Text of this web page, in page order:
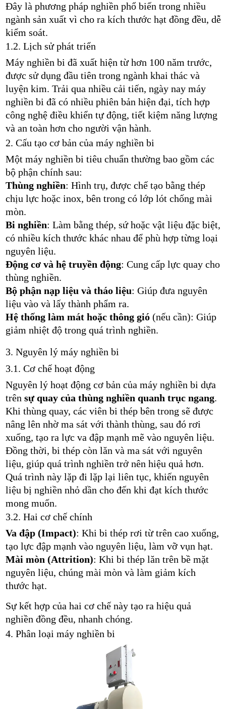
Đây là phương pháp nghiền phổ biến trong nhiều
ngành sản xuất vì cho ra kích thước hạt đồng đều, dễ
kiểm soát.
1.2. Lịch sử phát triển
Máy nghiền bi đã xuất hiện từ hơn 100 năm trước,
được sử dụng đầu tiên trong ngành khai thác và
luyện kim. Trải qua nhiều cải tiến, ngày nay máy
nghiền bi đã có nhiều phiên bản hiện đại, tích hợp
công nghệ điều khiển tự động, tiết kiệm năng lượng
và an toàn hơn cho người vận hành.
2. Cấu tạo cơ bản của máy nghiền bi
Một máy nghiền bi tiêu chuẩn thường bao gồm các
bộ phận chính sau:
Thùng nghiền: Hình trụ, được chế tạo bằng thép
chịu lực hoặc inox, bên trong có lớp lót chống mài
mòn.
Bi nghiền: Làm bằng thép, sứ hoặc vật liệu đặc biệt,
có nhiều kích thước khác nhau để phù hợp từng loại
nguyên liệu.
Động cơ và hệ truyền động: Cung cấp lực quay cho
thùng nghiền.
Bộ phận nạp liệu và tháo liệu: Giúp đưa nguyên
liệu vào và lấy thành phẩm ra.
Hệ thống làm mát hoặc thông gió(nếu cần): Giúp
giảm nhiệt độ trong quá trình nghiền.
3. Nguyên lý máy nghiền bi
3.1. Cơ chế hoạt động
Nguyên lý hoạt động cơ bản của máy nghiền bi dựa
trên sự quay của thùng nghiền quanh trục ngang.
Khi thùng quay, các viên bi thép bên trong sẽ được
nâng lên nhờ ma sát với thành thùng, sau đó rơi
xuống, tạo ra lực va đập mạnh mẽ vào nguyên liệu.
Đồng thời, bi thép còn lăn và ma sát với nguyên
liệu, giúp quá trình nghiền trở nên hiệu quả hơn.
Quá trình này lặp đi lặp lại liên tục, khiến nguyên
liệu bị nghiền nhỏ dần cho đến khi đạt kích thước
mong muốn.
3.2. Hai cơ chế chính
Va đập (Impact): Khi bi thép rơi từ trên cao xuống,
tạo lực đập mạnh vào nguyên liệu, làm vỡ vụn hạt.
Mài mòn (Attrition): Khi bi thép lăn trên bề mặt
nguyên liệu, chúng mài mòn và làm giảm kích
thước hạt.
Sự kết hợp của hai cơ chế này tạo ra hiệu quả
nghiền đồng đều, nhanh chóng.
4. Phân loại máy nghiền bi